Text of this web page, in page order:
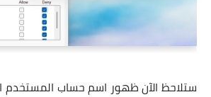
ستلاحظ الآن ظهور اسم حساب المستخدم